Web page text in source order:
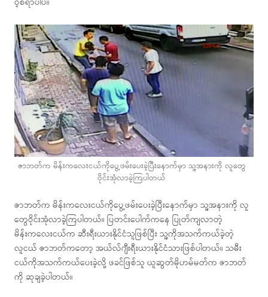
ဝံ့စရာပါပဲ။
ဇာဘတ်က မိန်းကလေးငယ်ကိုပွေ့ဖမ်းပေးခဲ့ပြီးနောက်မှာ သူ့အနားကို လူတွေ
ဝိုင်းအုံလာခဲ့ကြပါတယ်
ဇာဘတ်က မိန်းကလေးငယ်ကိုပွေ့ဖမ်းပေးခဲ့ပြီးနောက်မှာ သူ့အနားကို လူ
တွေဝိုင်းအုံလာခဲ့ကြပါတယ်။ ပြတင်းပေါက်ကနေ ပြုတ်ကျလာတဲ့
မိန်းကလေးငယ်က ဆီးရီးယားနိုင်ငံသူဖြစ်ပြီး သူ့ကိုအသက်ကယ်ခဲ့တဲ့
လူငယ် ဇာဘတ်ကတော့ အယ်လ်ဂျီးရီးယားနိုင်ငံသားဖြစ်ပါတယ်။ သမီး
ငယ်ကိုအသက်ကယ်ပေးခဲ့လို့ ဖခင်ဖြစ်သူ ယူဆွတ်မိုဟမ်မတ်က ဇာဘတ်
ကို ဆုချခဲ့ပါတယ်။